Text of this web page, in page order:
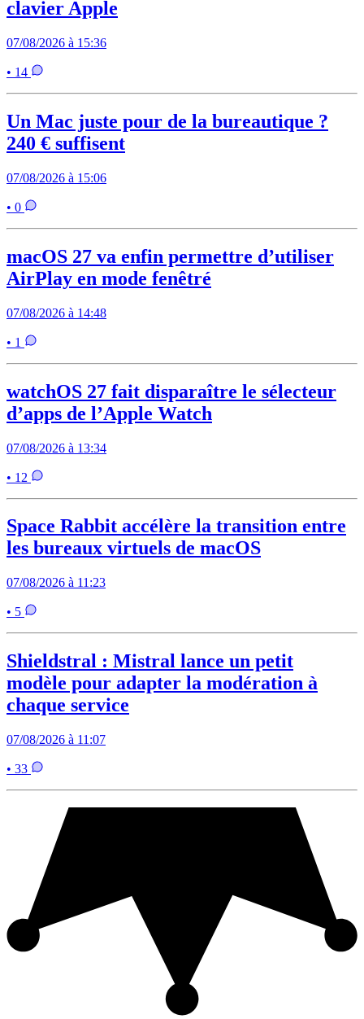
clavier Apple
07/08/2026 à 15:36
• 14
Un Mac juste pour de la bureautique ?
240 € suffisent
07/08/2026 à 15:06
• 0
macOS 27 va enfin permettre d’utiliser
AirPlay en mode fenêtré
07/08/2026 à 14:48
• 1
watchOS 27 fait disparaître le sélecteur
d’apps de l’Apple Watch
07/08/2026 à 13:34
• 12
Space Rabbit accélère la transition entre
les bureaux virtuels de macOS
07/08/2026 à 11:23
• 5
Shieldstral : Mistral lance un petit
modèle pour adapter la modération à
chaque service
07/08/2026 à 11:07
• 33